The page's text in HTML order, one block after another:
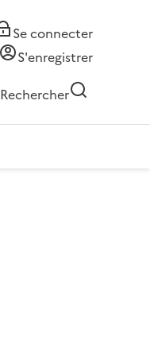
Se connecter
S'enregistrer
Rechercher